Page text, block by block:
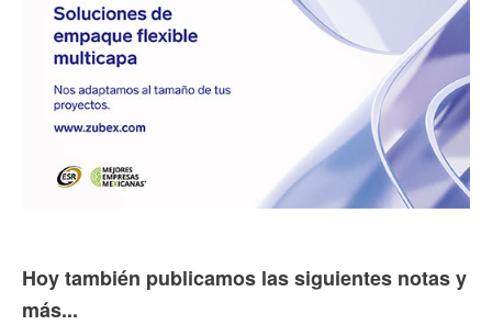
Hoy también publicamos las siguientes notas y
más...